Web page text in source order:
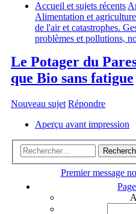
Accueil et sujets récents
Alimentation et
de l'air et catastrophes.
problèmes et pollutions,
Le Potager du
que Bio sans fatigue
Nouveau sujet Répondre
Aperçu avant impression
Premier message
Page